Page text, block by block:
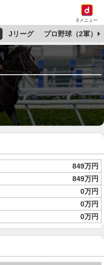
dメニュー
Jリーグ プロ野球（2軍）
849万円
849万円
0万円
0万円
0万円